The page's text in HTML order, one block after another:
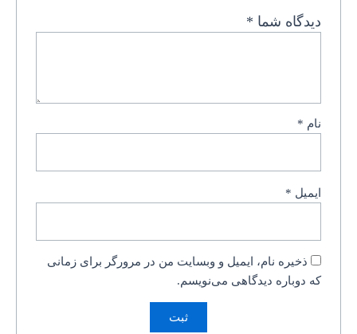
دیدگاه شما *
نام *
ایمیل *
ذخیره نام، ایمیل و وبسایت من در مرورگر برای زمانی
که دوباره دیدگاهی می‌نویسم.